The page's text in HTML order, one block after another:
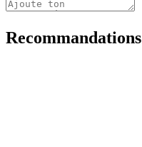
Recommandations